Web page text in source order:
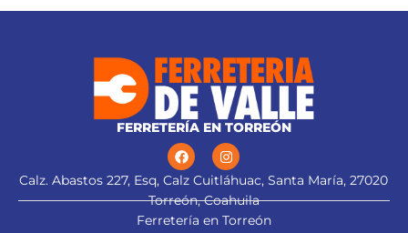
ángulos
desarmador eléctrico o manual
FERRETERÍA EN TORREÓN
Calz. Abastos 227, Esq, Calz Cuitláhuac, Santa María, 27020
Torreón, Coahuila
Ferretería en Torreón